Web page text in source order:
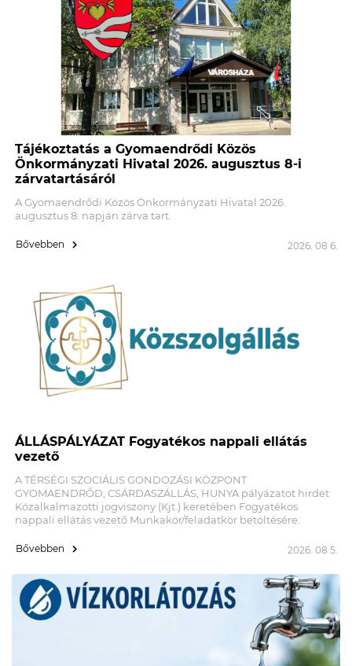
Tájékoztatás a Gyomaendrődi Közös
Önkormányzati Hivatal 2026. augusztus 8-i
zárvatartásáról
A Gyomaendrődi Közös Önkormányzati Hivatal 2026.
augusztus 8. napján zárva tart.
Bővebben 2026. 08 6.
ÁLLÁSPÁLYÁZAT Fogyatékos nappali ellátás
vezető
A TÉRSÉGI SZOCIÁLIS GONDOZÁSI KÖZPONT
GYOMAENDRŐD, CSÁRDASZÁLLÁS, HUNYA pályázatot hirdet
Közalkalmazotti jogviszony (Kjt.) keretében Fogyatékos
nappali ellátás vezető Munkakör/feladatkör betöltésére.
Bővebben 2026. 08 5.